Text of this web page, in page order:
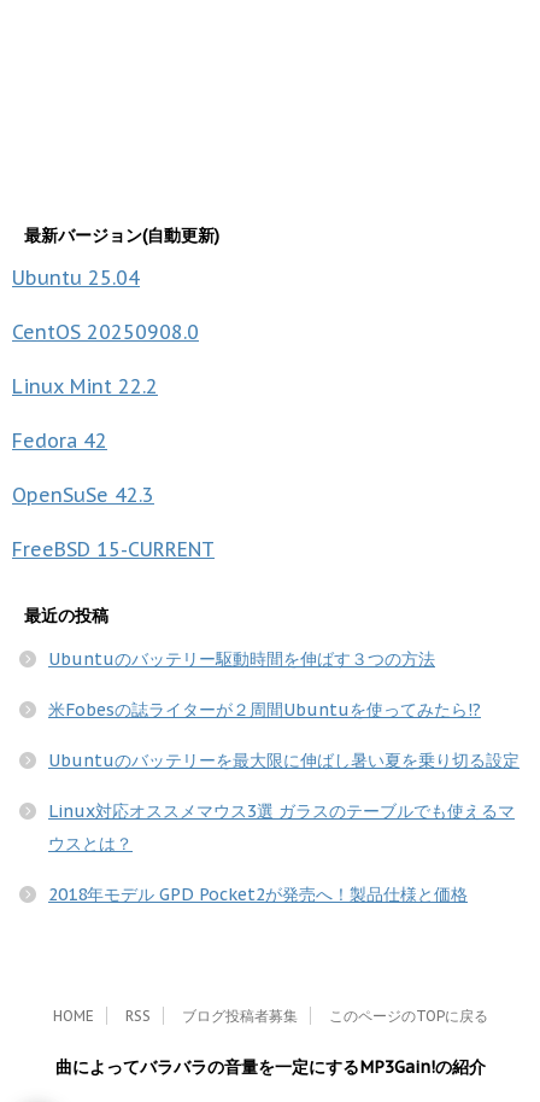
最新バージョン(自動更新)
Ubuntu 25.04
CentOS 20250908.0
Linux Mint 22.2
Fedora 42
OpenSuSe 42.3
FreeBSD 15-CURRENT
最近の投稿
Ubuntuのバッテリー駆動時間を伸ばす３つの方法
米Fobesの誌ライターが２周間Ubuntuを使ってみたら!?
Ubuntuのバッテリーを最大限に伸ばし暑い夏を乗り切る設定
Linux対応オススメマウス3選 ガラスのテーブルでも使えるマ
ウスとは？
2018年モデル GPD Pocket2が発売へ！製品仕様と価格
HOME RSS ブログ投稿者募集 このページのTOPに戻る
曲によってバラバラの音量を一定にするMP3Gain!の紹介